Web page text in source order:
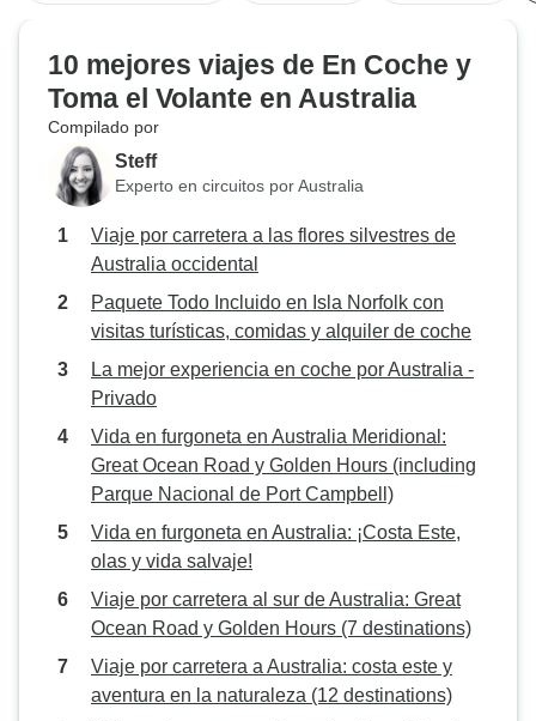
10 mejores viajes de En Coche y
Toma el Volante en Australia
Compilado por
Steff
Experto en circuitos por Australia
Viaje por carretera a las flores silvestres de
Australia occidental
Paquete Todo Incluido en Isla Norfolk con
visitas turísticas, comidas y alquiler de coche
La mejor experiencia en coche por Australia -
Privado
Vida en furgoneta en Australia Meridional:
Great Ocean Road y Golden Hours (including
Parque Nacional de Port Campbell)
Vida en furgoneta en Australia: ¡Costa Este,
olas y vida salvaje!
Viaje por carretera al sur de Australia: Great
Ocean Road y Golden Hours (7 destinations)
Viaje por carretera a Australia: costa este y
aventura en la naturaleza (12 destinations)